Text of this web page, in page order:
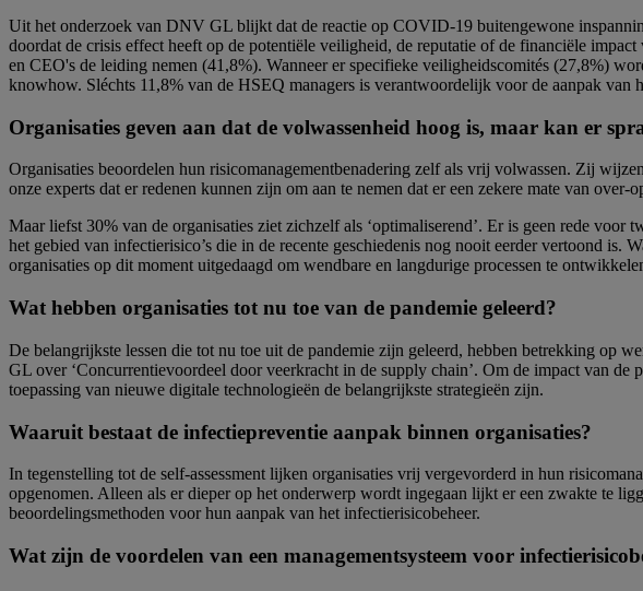
Uit het onderzoek van DNV GL blijkt dat de reactie op COVID-19 buitengewone
doordat de crisis effect heeft op de potentiële veiligheid, de reputatie of de financiële
en CEO's de leiding nemen (41,8%). Wanneer er specifieke veiligheidscomités (27,8%)
knowhow. Sléchts 11,8% van de HSEQ managers is verantwoordelijk voor de aanpak van
Organisaties geven aan dat de volwassenheid hoog is, maar kan er
Organisaties beoordelen hun risicomanagementbenadering zelf als vrij volwassen. Zij
onze experts dat er redenen kunnen zijn om aan te nemen dat er een zekere mate van over-
Maar liefst 30% van de organisaties ziet zichzelf als ‘optimaliserend’. Er is geen rede
het gebied van infectierisico’s die in de recente geschiedenis nog nooit eerder vertoond
organisaties op dit moment uitgedaagd om wendbare en langdurige processen te
Wat hebben organisaties tot nu toe van de pandemie geleerd?
De belangrijkste lessen die tot nu toe uit de pandemie zijn geleerd, hebben betrekking op
GL over ‘Concurrentievoordeel door veerkracht in de supply chain’. Om de impact van
toepassing van nieuwe digitale technologieën de belangrijkste strategieën zijn.
Waaruit bestaat de infectiepreventie aanpak binnen organisaties?
In tegenstelling tot de self-assessment lijken organisaties vrij vergevorderd in hun
opgenomen. Alleen als er dieper op het onderwerp wordt ingegaan lijkt er een zwakte te
beoordelingsmethoden voor hun aanpak van het infectierisicobeheer.
Wat zijn de voordelen van een managementsysteem voor